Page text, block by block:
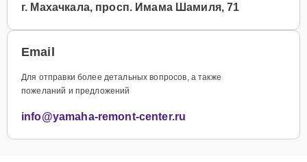
г. Махачкала, просп. Имама Шамиля, 71
Email
Для отправки более детальных вопросов, а также
пожеланий и предложений
info@yamaha-remont-center.ru